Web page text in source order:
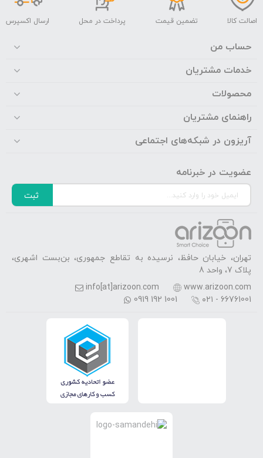
اصالت کالا تضمین قیمت پرداخت در محل ارسال اکسپرس
حساب من
خدمات مشتریان
محصولات
راهنمای مشتریان
آریزون در شبکه‌های اجتماعی
عضویت در خبرنامه
ثبت
تهران، خیابان حافظ، نرسیده به تقاطع جمهوری، بن‌بست اشهری،
پلاک 7، واحد 8
www.arizoon.com
info[at]arizoon.com
۰۲۱ - 66761001
0919 192 1001